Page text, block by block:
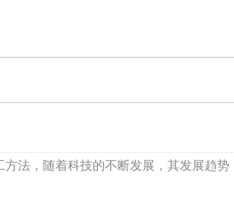
法，随着科技的不断发展，其发展趋势